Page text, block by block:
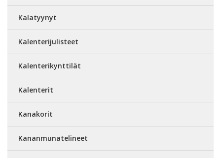
Kalatyynyt
Kalenterijulisteet
Kalenterikynttilät
Kalenterit
Kanakorit
Kananmunatelineet